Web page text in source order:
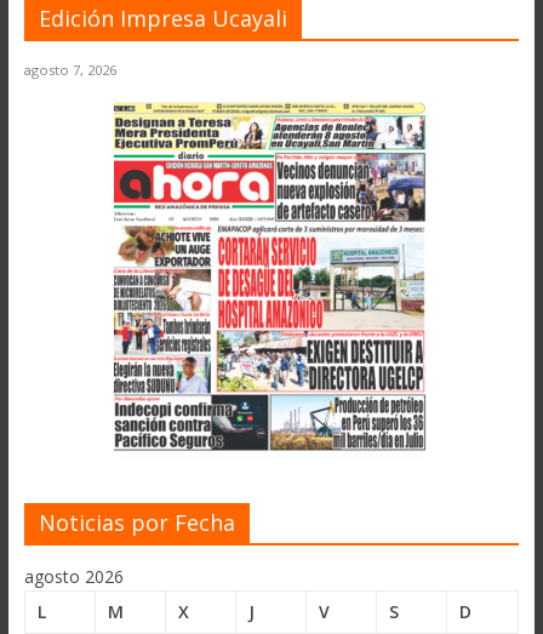
Edición Impresa Ucayali
agosto 7, 2026
Noticias por Fecha
agosto 2026
L
M X J V S
D